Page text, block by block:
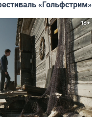
«Гольфстрим»